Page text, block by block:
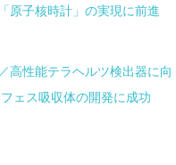
原子核時計」の実現に前進
高性能テラヘルツ検出器に向
ェス吸収体の開発に成功